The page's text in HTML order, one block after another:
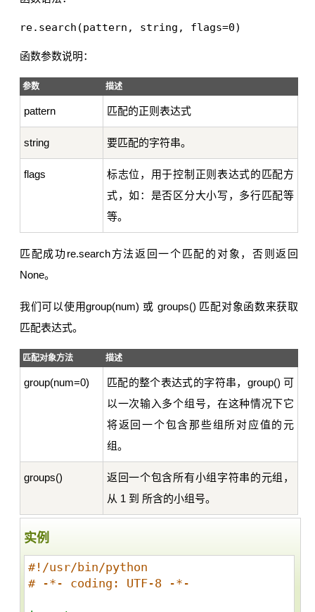
函数参数说明：
参数 描述
pattern 匹配的正则表达式
string 要匹配的字符串。
flags
标志位，用于控制正则表达式的匹配方
式，如：是否区分大小写，多行匹配等
等。
匹配成功re.search方法返回一个匹配的对象，否则返回
None。
我们可以使用group(num) 或 groups() 匹配对象函数来获取
匹配表达式。
匹配对象方法 描述
group(num=0)
匹配的整个表达式的字符串，group() 可
以一次输入多个组号，在这种情况下它
将返回一个包含那些组所对应值的元
组。
groups()
返回一个包含所有小组字符串的元组，
从 1 到 所含的小组号。
实例
#!/usr/bin/python
# -*- coding: UTF-8 -*-